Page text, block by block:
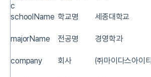
c
schoolName 학교명 세종대학교
majorName
전공명 경영학과
company
회사 ㈜마이다스아이티